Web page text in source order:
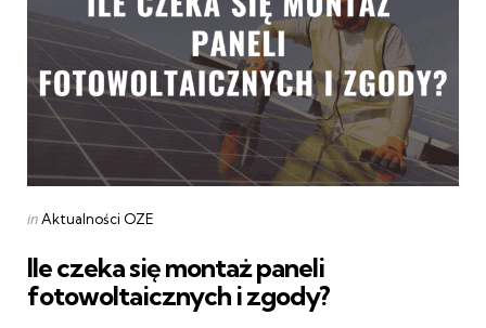
Categories
Posted
inAktualności OZE
Ile czeka się montaż paneli
fotowoltaicznych i zgody?